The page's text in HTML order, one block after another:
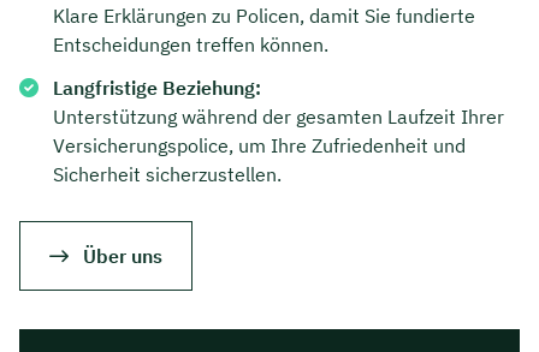
Klare Erklärungen zu Policen, damit Sie fundierte
Entscheidungen treffen können.
Langfristige Beziehung:
Unterstützung während der gesamten Laufzeit Ihrer
Versicherungspolice, um Ihre Zufriedenheit und
Sicherheit sicherzustellen.
Über uns
Beratungsgespräch mit Jonas
Ubben sichern 🤝